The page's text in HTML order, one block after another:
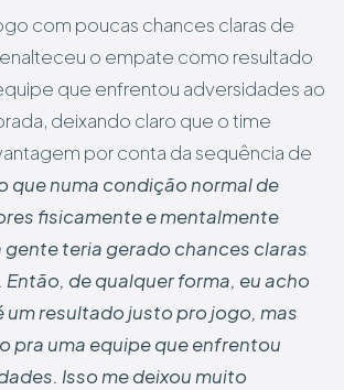
com poucas chances claras de
o empate como resultado
que enfrentou adversidades ao
deixando claro que o time
por conta da sequência de
que numa condição normal de
fisicamente e mentalmente
teria gerado chances claras
de qualquer forma, eu acho
um resultado justo pro jogo, mas
pra uma equipe que enfrentou
Isso me deixou muito